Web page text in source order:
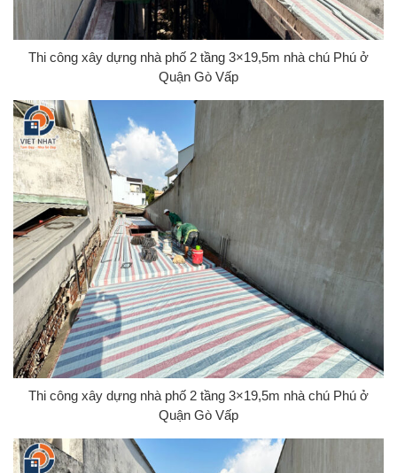
Thi công xây dựng nhà phố 2 tầng 3×19,5m nhà chú Phú ở
Quận Gò Vấp
Thi công xây dựng nhà phố 2 tầng 3×19,5m nhà chú Phú ở
Quận Gò Vấp